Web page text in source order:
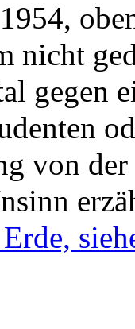
nicht
gegen
von der